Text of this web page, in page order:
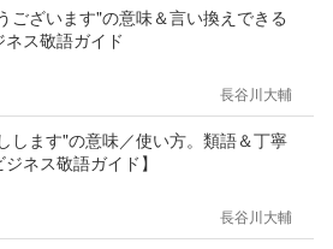
ございます"の意味＆言い換えできる
ス敬語ガイド
長谷川大輔
します"の意味／使い方。類語＆丁寧
ネス敬語ガイド】
長谷川大輔